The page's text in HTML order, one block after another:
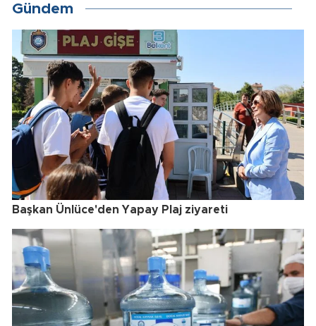
Gündem
Başkan Ünlüce'den Yapay Plaj ziyareti